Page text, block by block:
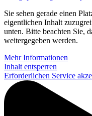
Sie sehen gerade einen
eigentlichen Inhalt
unten. Bitte beachten Sie,
weitergegeben werden.
Mehr Informationen
Inhalt entsperren
Erforderlichen Service